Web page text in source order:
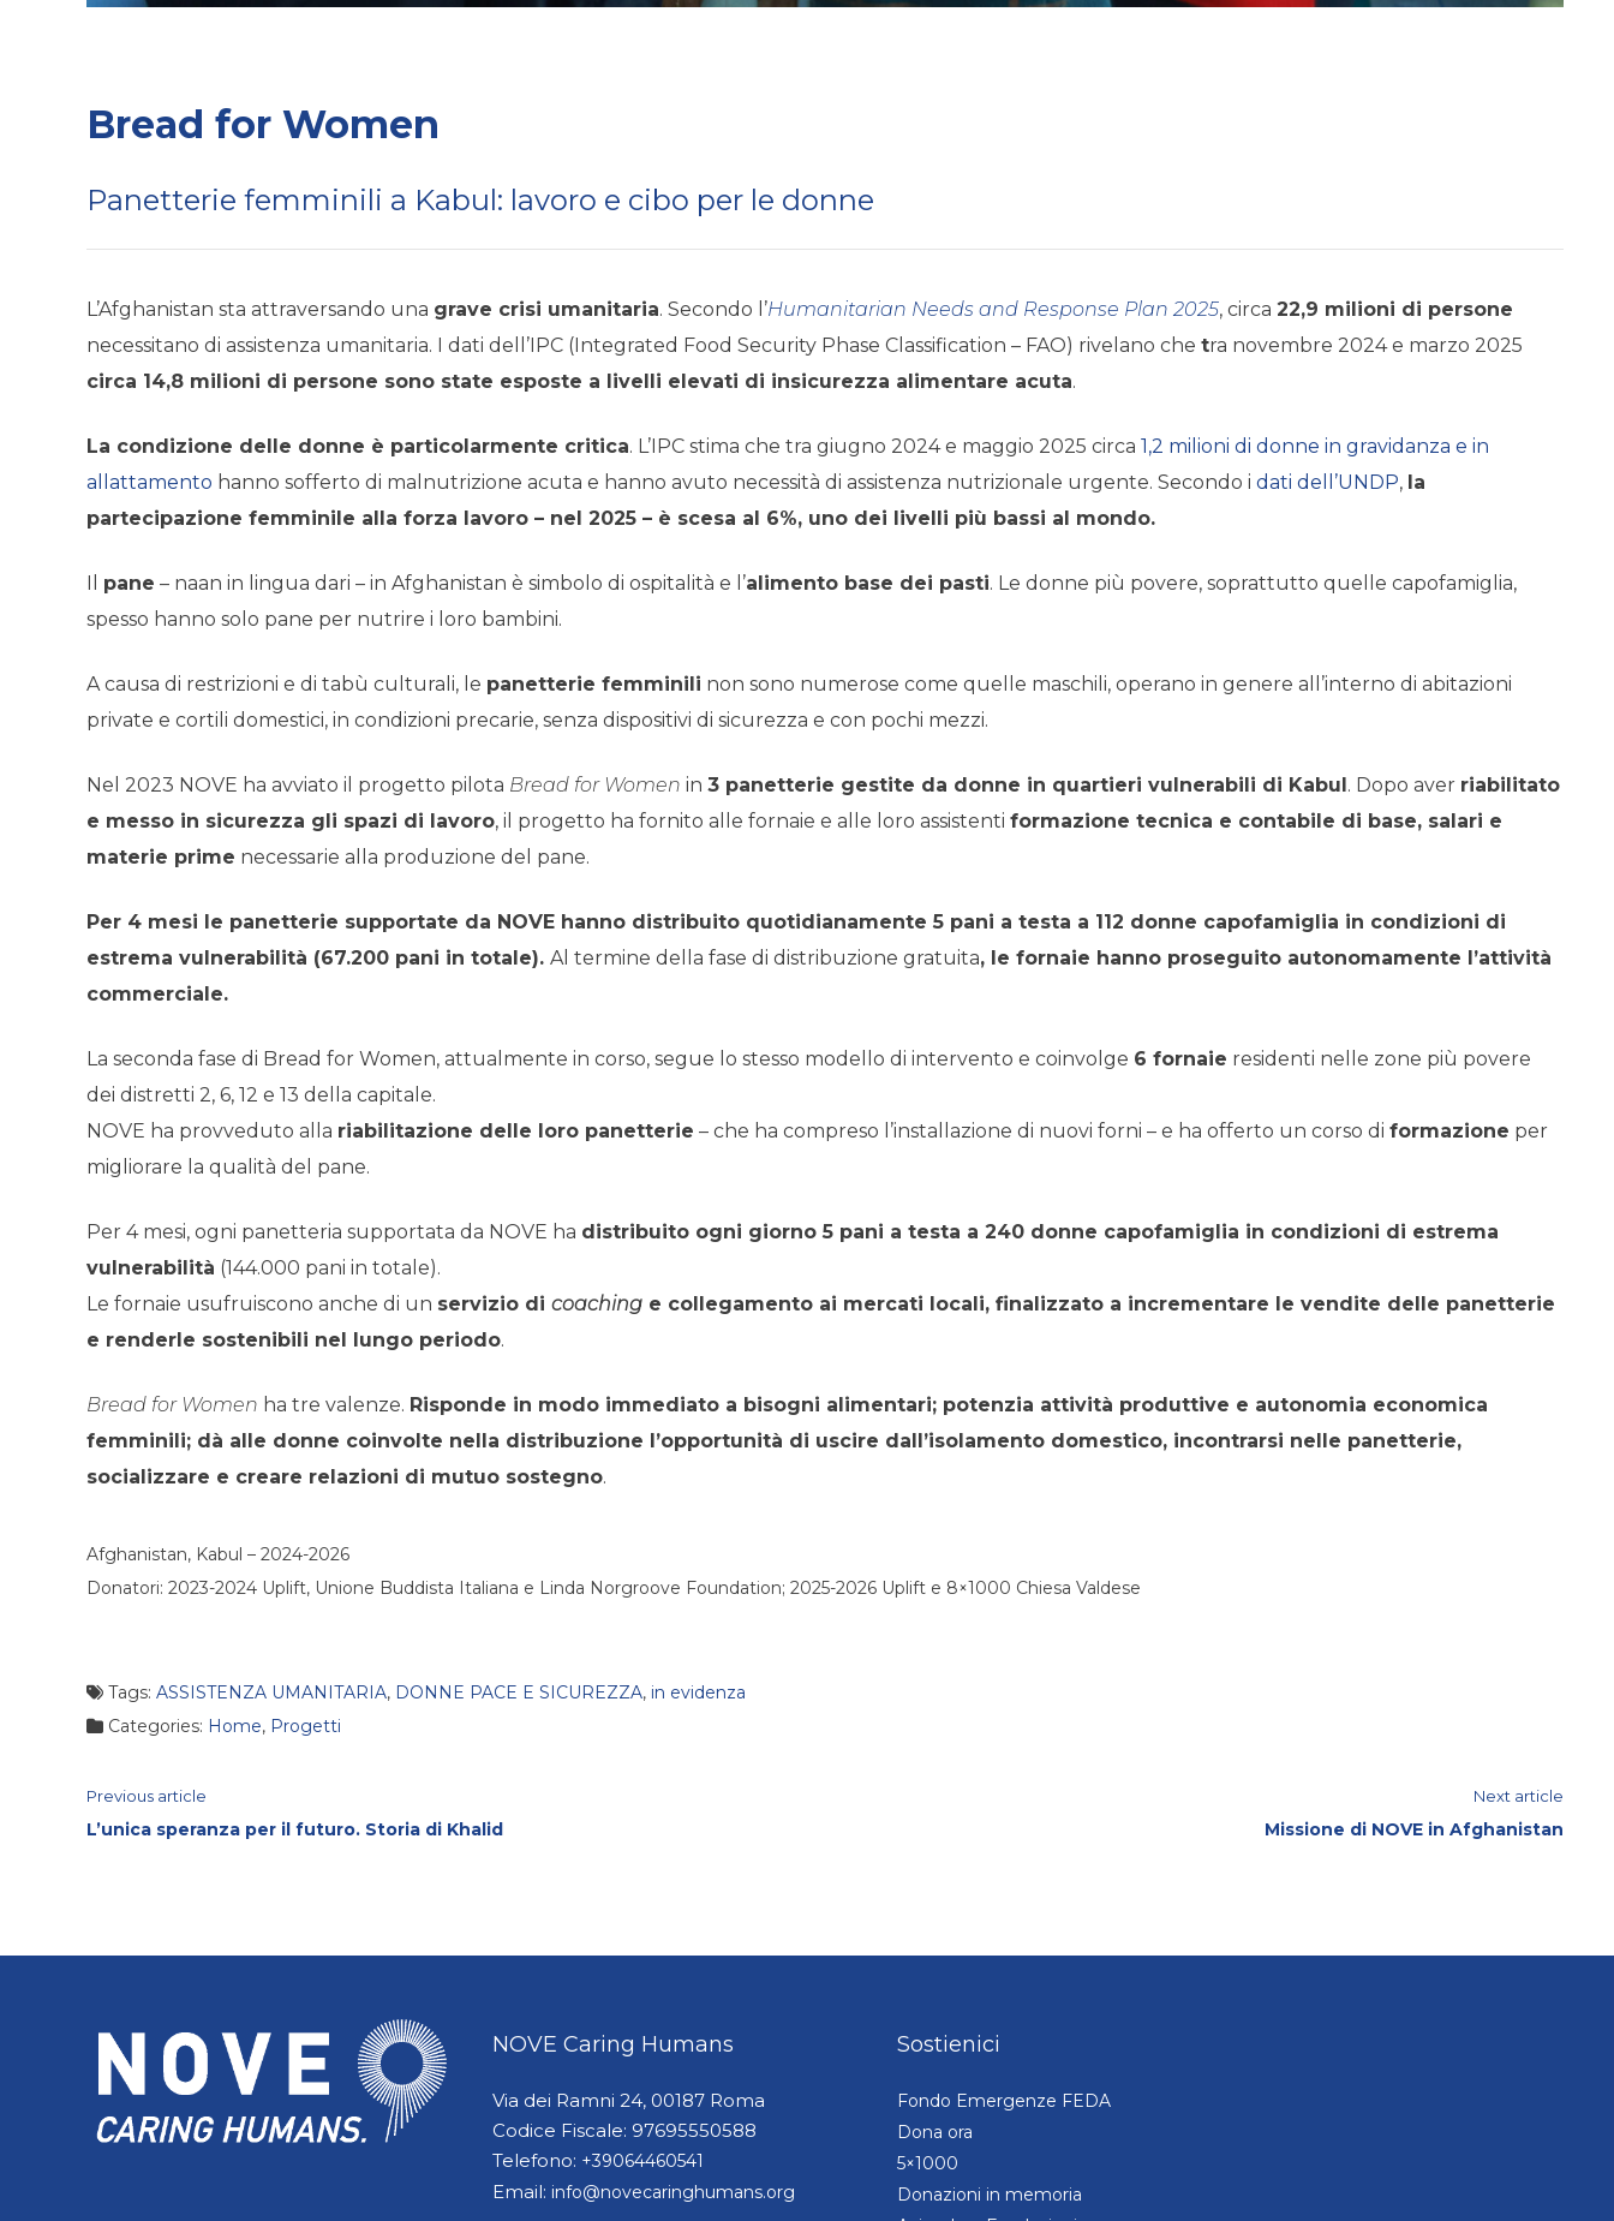
Bread for Women
Panetterie femminili a Kabul: lavoro e cibo per le donne
L’Afghanistan sta attraversando una grave crisi umanitaria. Secondo l’Humanitarian Needs and Response Plan 2025, circa 22,9 milioni di persone
necessitano di assistenza umanitaria. I dati dell’IPC (Integrated Food Security Phase Classification – FAO) rivelano che tra novembre 2024 e marzo 2025
circa 14,8 milioni di persone sono state esposte a livelli elevati di insicurezza alimentare acuta.
La condizione delle donne è particolarmente critica. L’IPC stima che tra giugno 2024 e maggio 2025 circa 1,2 milioni di donne in gravidanza e in
allattamento hanno sofferto di malnutrizione acuta e hanno avuto necessità di assistenza nutrizionale urgente. Secondo i dati dell’UNDP, la
partecipazione femminile alla forza lavoro – nel 2025 – è scesa al 6%, uno dei livelli più bassi al mondo.
pane – naan in lingua dari – in Afghanistan è simbolo di ospitalità e l’alimento base dei pasti. Le donne più povere, soprattutto quelle capofamiglia,
spesso hanno solo pane per nutrire i loro bambini.
A causa di restrizioni e di tabù culturali, le panetterie femminili non sono numerose come quelle maschili, operano in genere all’interno di abitazioni
private e cortili domestici, in condizioni precarie, senza dispositivi di sicurezza e con pochi mezzi.
Nel 2023 NOVE ha avviato il progetto pilota Bread for Women in 3 panetterie gestite da donne in quartieri vulnerabili di Kabul . Dopo aver riabilitato
e messo in sicurezza gli spazi di lavoro, il progetto ha fornito alle fornaie e alle loro assistenti formazione tecnica e contabile di base, salari e
materie prime necessarie alla produzione del pane.
Per 4 mesi le panetterie supportate da NOVE hanno distribuito quotidianamente 5 pani a testa a 112 donne capofamiglia in condizioni di
estrema vulnerabilità (67.200 pani in totale). Al termine della fase di distribuzione gratuita, le fornaie hanno proseguito autonomamente l’attività
commerciale.
La seconda fase di Bread for Women, attualmente in corso, segue lo stesso modello di intervento e coinvolge 6 fornaie residenti nelle zone più povere
dei distretti 2, 6, 12 e 13 della capitale.
NOVE ha provveduto alla riabilitazione delle loro panetterie – che ha compreso l’installazione di nuovi forni – e ha offerto un corso di formazione per
migliorare la qualità del pane.
Per 4 mesi, ogni panetteria supportata da NOVE ha distribuito ogni giorno 5 pani a testa a 240 donne capofamiglia in condizioni di estrema
vulnerabilità (144.000 pani in totale).
Le fornaie usufruiscono anche di un servizio di coaching e collegamento ai mercati locali, finalizzato a incrementare le vendite delle panetterie
e renderle sostenibili nel lungo periodo.
Bread for Women ha tre valenze. Risponde in modo immediato a bisogni alimentari; potenzia attività produttive e autonomia economica
femminili; dà alle donne coinvolte nella distribuzione l’opportunità di uscire dall’isolamento domestico, incontrarsi nelle panetterie,
socializzare e creare relazioni di mutuo sostegno.
Afghanistan, Kabul – 2024-2026
Donatori: 2023-2024 Uplift, Unione Buddista Italiana e Linda Norgroove Foundation; 2025-2026 Uplift e 8×1000 Chiesa Valdese
Tags: ASSISTENZA UMANITARIA, DONNE PACE E SICUREZZA, in evidenza
Categories: Home, Progetti
Continue
Previous article
L’unica speranza per il futuro. Storia di Khalid
Next article
Missione di NOVE in Afghanistan
NOVE Caring Humans
Via dei Ramni 24, 00187 Roma
Codice Fiscale: 97695550588
Telefono: +39064460541
Email: info@novecaringhumans.org
Sostienici
Fondo Emergenze FEDA
Dona ora
5×1000
Donazioni in memoria